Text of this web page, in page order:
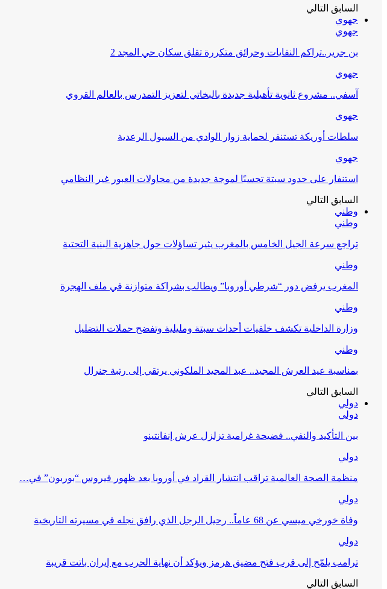
السابق التالي
جهوي
جهوي
بن جرير..تراكم النفايات وحرائق متكررة تقلق سكان حي المجد 2
جهوي
آسفي.. مشروع ثانوية تأهيلية جديدة بالبخاتي لتعزيز التمدرس بالعالم القروي
جهوي
سلطات أوريكة تستنفر لحماية زوار الوادي من السيول الرعدية
جهوي
استنفار على حدود سبتة تحسبًا لموجة جديدة من محاولات العبور غير النظامي
السابق التالي
وطني
وطني
تراجع سرعة الجيل الخامس بالمغرب يثير تساؤلات حول جاهزية البنية التحتية
وطني
المغرب يرفض دور “شرطي أوروبا” ويطالب بشراكة متوازنة في ملف الهجرة
وطني
وزارة الداخلية تكشف خلفيات أحداث سبتة ومليلية وتفضح حملات التضليل
وطني
بمناسبة عيد العرش المجيد.. عبد المجيد الملكوني يرتقي إلى رتبة جنرال
السابق التالي
دولي
دولي
بين التأكيد والنفي.. فضيحة غرامية تزلزل عرش إنفانتينو
دولي
منظمة الصحة العالمية تراقب انتشار القراد في أوروبا بعد ظهور فيروس “بوربون” في…
دولي
وفاة خورخي ميسي عن 68 عاماً.. رحيل الرجل الذي رافق نجله في مسيرته التاريخية
دولي
ترامب يلمّح إلى قرب فتح مضيق هرمز ويؤكد أن نهاية الحرب مع إيران باتت قريبة
السابق التالي